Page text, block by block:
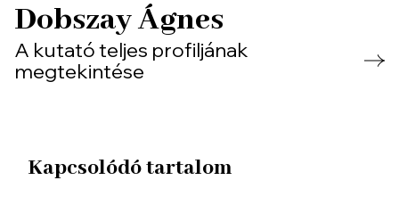
Dobszay Ágnes
A kutató teljes profiljának
megtekintése
Kapcsolódó tartalom